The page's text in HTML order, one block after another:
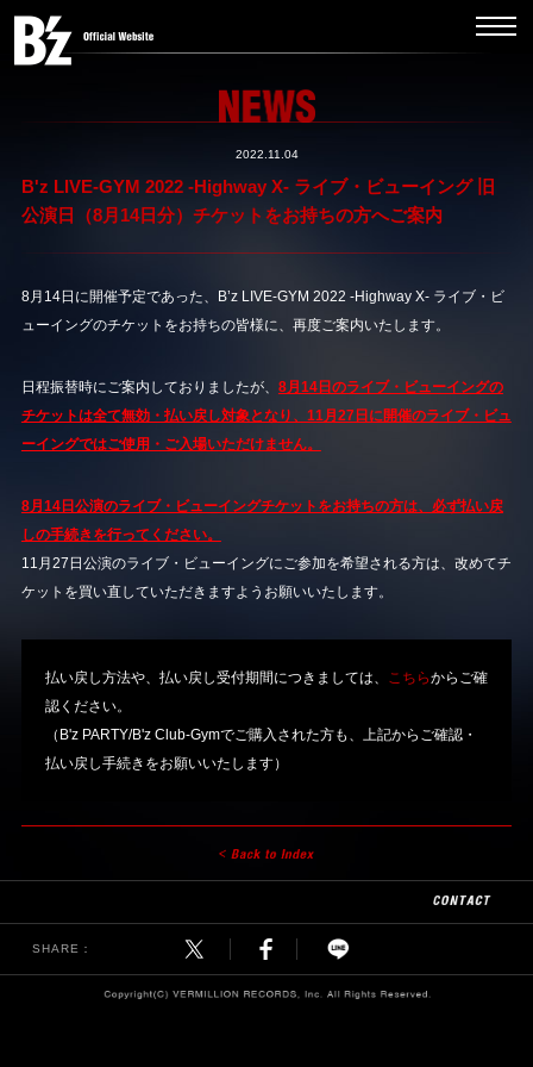
2022.11.04
B'z LIVE-GYM 2022 -Highway X- ライブ・ビューイング 旧
公演日（8月14日分）チケットをお持ちの方へご案内
8月14日に開催予定であった、B’z LIVE-GYM 2022 -Highway X- ライブ・ビ
ューイングのチケットをお持ちの皆様に、再度ご案内いたします。
日程振替時にご案内しておりましたが、 8月14日のライブ・ビューイングの
チケットは全て無効・払い戻し対象となり、11月27日に開催のライブ・ビュ
ーイングではご使用・ご入場いただけません。
8月14日公演のライブ・ビューイングチケットをお持ちの方は、必ず払い戻
しの手続きを行ってください。
11月27日公演のライブ・ビューイングにご参加を希望される方は、改めてチ
ケットを買い直していただきますようお願いいたします。
払い戻し方法や、払い戻し受付期間につきましては、 こちらからご確
認ください。
（B'z PARTY/B'z Club-Gymでご購入された方も、上記からご確認・
払い戻し手続きをお願いいたします）
SHARE：